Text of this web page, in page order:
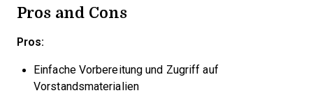
Pros and Cons
Pros:
Einfache Vorbereitung und Zugriff auf
Vorstandsmaterialien